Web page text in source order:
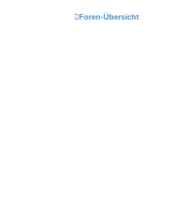
Foren-Übersicht